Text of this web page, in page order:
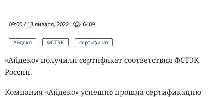
09:00 / 13 января, 2022 6409
Айдеко ФСТЭК сертификат
«Айдеко» получили сертификат соответствия ФСТЭК
России.
Компания «Айдеко» успешно прошла сертификацию